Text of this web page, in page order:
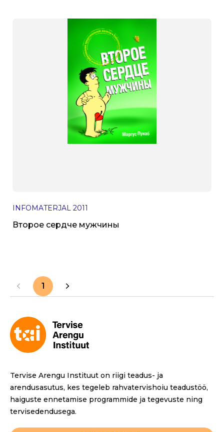
INFOMATERJAL 2011
Второе сердче мужчины
1
Tervise Arengu Instituut on riigi teadus- ja
arendusasutus, kes tegeleb rahvatervishoiu teadustöö,
haiguste ennetamise programmide ja tegevuste ning
tervisedendusega.